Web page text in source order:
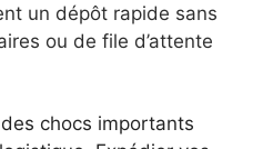
un dépôt rapide sans
ou de file d’attente
chocs importants